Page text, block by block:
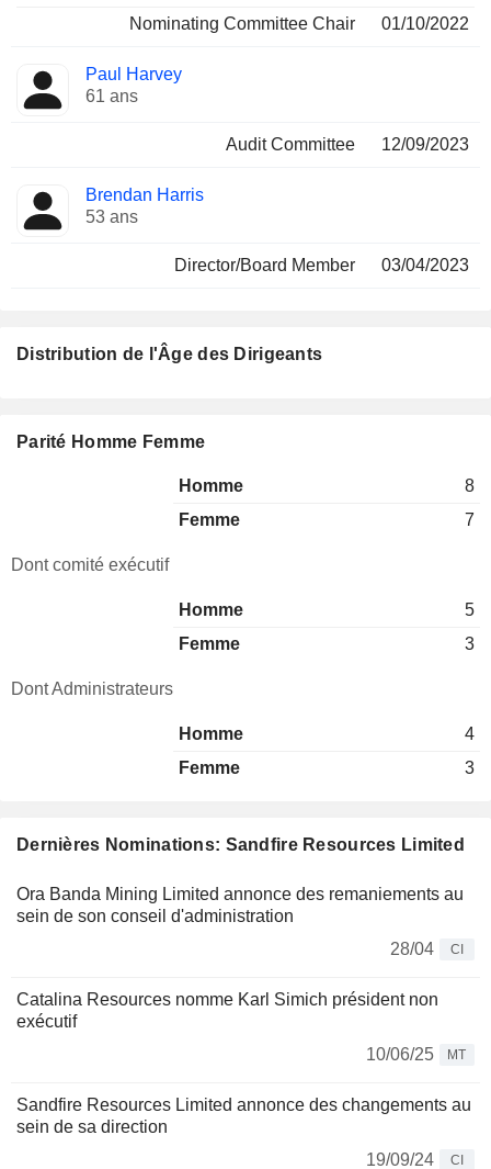
Nominating Committee Chair
01/10/2022
Paul Harvey
61 ans
Audit Committee 12/09/2023
Brendan Harris
53 ans
Director/Board Member 03/04/2023
Dernières Nominations: Sandfire Resources Limited
Ora Banda Mining Limited annonce des remaniements au
sein de son conseil d'administration
28/04
CI
Catalina Resources nomme Karl Simich président non
exécutif
10/06/25
MT
Sandfire Resources Limited annonce des changements au
sein de sa direction
19/09/24
CI
Distribution de l'Âge des Dirigeants
Parité Homme Femme
Homme
8
Femme
7
Dont comité exécutif
Homme
5
Femme
3
Dont Administrateurs
Homme
4
Femme
3